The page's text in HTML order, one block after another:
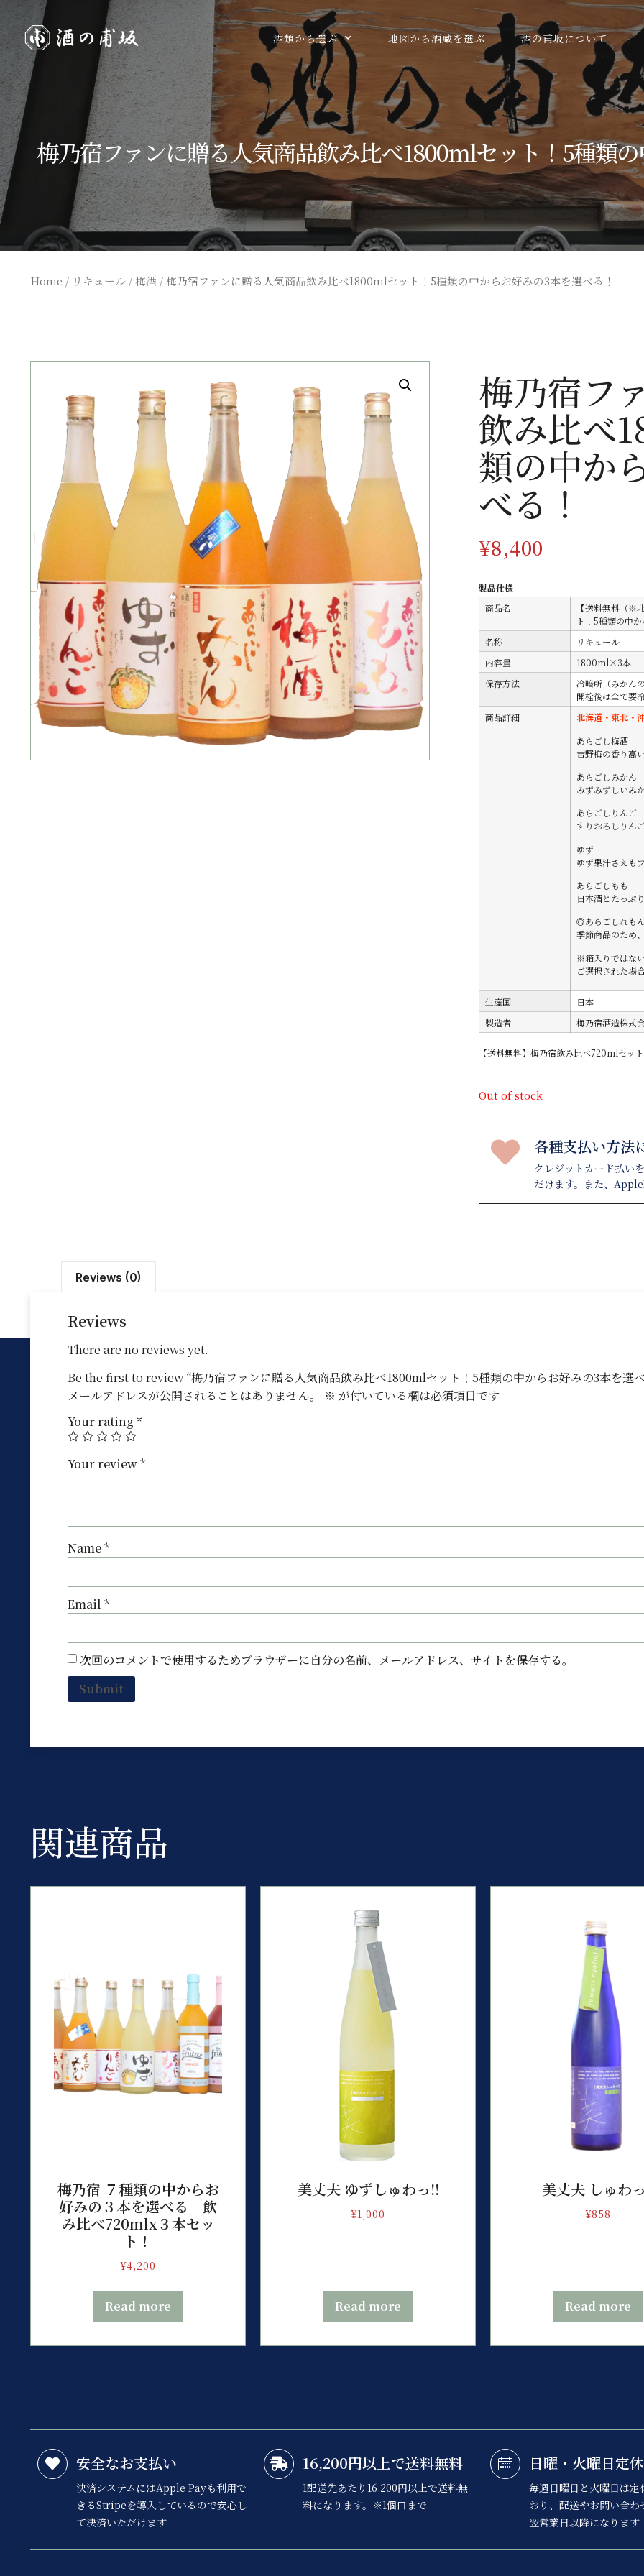
酒類から選ぶ 地図から酒蔵を選ぶ 酒の甫坂について
梅乃宿ファンに贈る人気商品飲み比べ1800mlセット！5種類
Home / リキュール /梅酒 / 梅乃宿ファンに贈る人気商品飲み比べ1800mlセット！5種類の中からお好みの3本を選べる！
梅乃宿フ
飲み比べ
類の中か
べる！
¥8,400
製品仕様
商品名
【送料無料（※
ト！5種類の中
名称
リキュール
内容量
1800ml×3本
保存方法
冷暗所（みかん
開栓後は全て要
商品詳細
北海道・東北・
あらごし梅酒
吉野梅の香り高
あらごしみかん
みずみずしいみ
あらごしりんご
すりおろしりん
ゆず
ゆず果汁さえも
あらごしもも
日本酒とたっぷ
◎あらごしれも
季節商品のため
※箱入りではな
ご選択された場
生産国
日本
製造者
梅乃宿酒造株式
【送料無料】梅乃宿飲み比べ720mlセッ
Out of stock
各種支払い方法
クレジットカード払い
だけます。また、
Reviews (0)
Reviews
There are no reviews yet.
Be the first to review “梅乃宿ファンに贈る人気商品飲み比べ1800mlセット！5種類の中からお好みの3本を選
メールアドレスが公開されることはありません。
※ が付いている欄は必須項目です
Your rating *
Your review*
Name*
Email *
次回のコメントで使用するためブラウザーに自分の名前、メールアドレス、サイトを保存する。
関連商品
梅乃宿 ７種類の中からお
好みの３本を選べる 飲
み比べ720mlx３本セッ
ト！
¥4,200
Read more
美丈夫 ゆずしゅわっ!!
¥1,000
Read more
美丈夫 しゅわ
¥858
Read more
安全なお支払い
決済システムにはApple Payも利用で
きるStripeを導入しているので安心し
て決済いただけます
16,200円以上で送料無料
1配送先あたり16,200円以上で送料無
料になります。※1個口まで
日曜・火曜日定
毎週日曜日と火曜日は定
おり、配送やお問い合わ
翌営業日以降になります